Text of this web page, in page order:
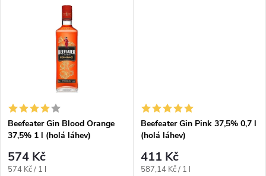
Beefeater Gin Blood Orange
37,5% 1 l (holá láhev)
574 Kč
Měrná
574 Kč / 1 l
Beefeater Gin Pink 37,5% 0,7 l
(holá láhev)
411 Kč
Měrná
587,14 Kč / 1 l